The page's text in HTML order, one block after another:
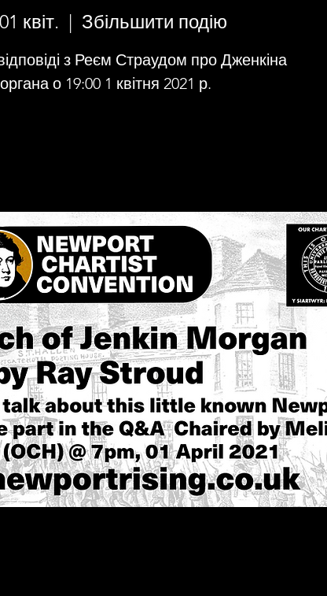
квіт.
  |
Збільшити подію
з Реєм Страудом про Дженкіна
о 19:00 1 квітня 2021 р.